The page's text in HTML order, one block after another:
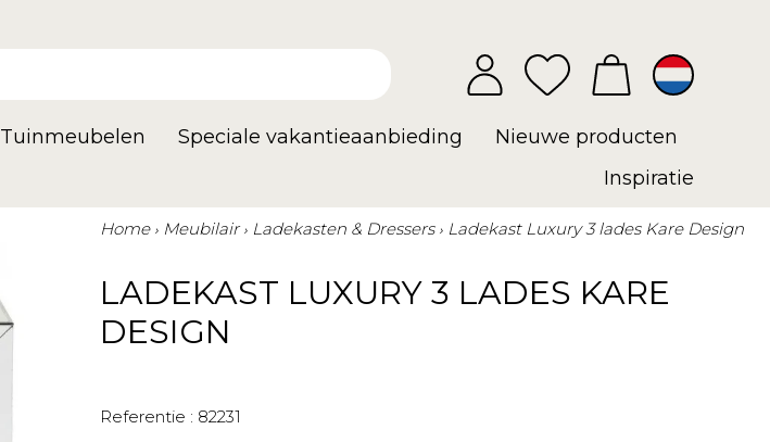
Tuinmeubelen Speciale vakantieaanbieding
Nieuwe producten
Inspiratie
Home Meubilair Ladekasten & Dressers Ladekast Luxury 3 lades Kare Design
LADEKAST LUXURY 3 LADES KARE
DESIGN
Referentie : 82231